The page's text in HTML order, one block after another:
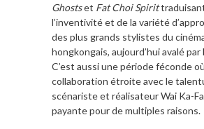
Ghostset Fat Choi Spirit
l’inventivité et de la variété
des plus grands stylistes du
hongkongais, aujourd’hui avalé par
C’est aussi une période féconde
collaboration étroite avec le
scénariste et réalisateur Wai Ka-
payante pour de multiples raisons.